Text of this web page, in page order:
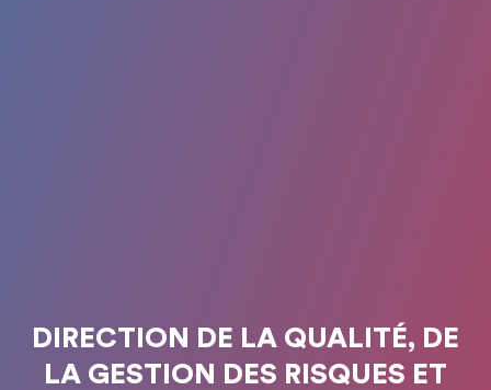
DIRECTION DE LA QUALITÉ, DE
LA GESTION DES RISQUES ET